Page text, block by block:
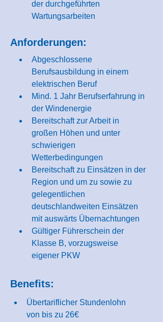
der durchgeführten
Wartungsarbeiten
Anforderungen:
Abgeschlossene
Berufsausbildung in einem
elektrischen Beruf
Mind. 1 Jahr Berufserfahrung in
der Windenergie
Bereitschaft zur Arbeit in
großen Höhen und unter
schwierigen
Wetterbedingungen
Bereitschaft zu Einsätzen in der
Region und um zu sowie zu
gelegentlichen
deutschlandweiten Einsätzen
mit auswärts Übernachtungen
Gültiger Führerschein der
Klasse B, vorzugsweise
eigener PKW
Benefits:
Übertariflicher Stundenlohn
von bis zu 26€